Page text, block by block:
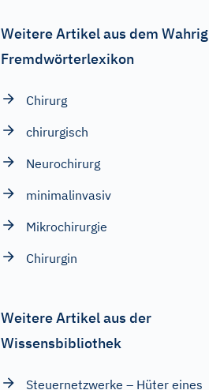
Weitere Artikel aus dem Wahrig
Fremdwörterlexikon
Chirurg
chirurgisch
Neurochirurg
minimalinvasiv
Mikrochirurgie
Chirurgin
Weitere Artikel aus der
Wissensbibliothek
Steuernetzwerke – Hüter eines